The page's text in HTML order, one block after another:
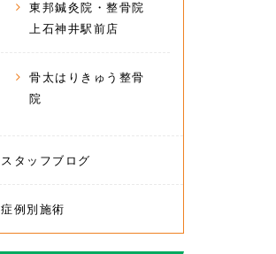
東邦鍼灸院・整骨院
上石神井駅前店
骨太はりきゅう整骨
院
スタッフブログ
症例別施術